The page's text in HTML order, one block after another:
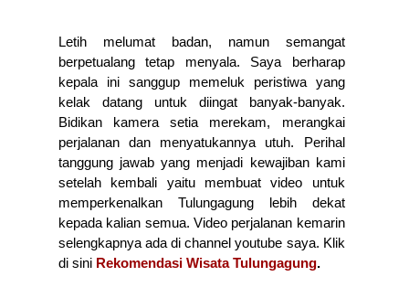
Letih melumat badan, namun semangat
berpetualang tetap menyala. Saya berharap
kepala ini sanggup memeluk peristiwa yang
kelak datang untuk diingat banyak-banyak.
Bidikan kamera setia merekam, merangkai
perjalanan dan menyatukannya utuh. Perihal
tanggung jawab yang menjadi kewajiban kami
setelah kembali yaitu membuat video untuk
memperkenalkan Tulungagung lebih dekat
kepada kalian semua. Video perjalanan kemarin
selengkapnya ada di channel youtube saya. Klik
di sini Rekomendasi Wisata Tulungagung.